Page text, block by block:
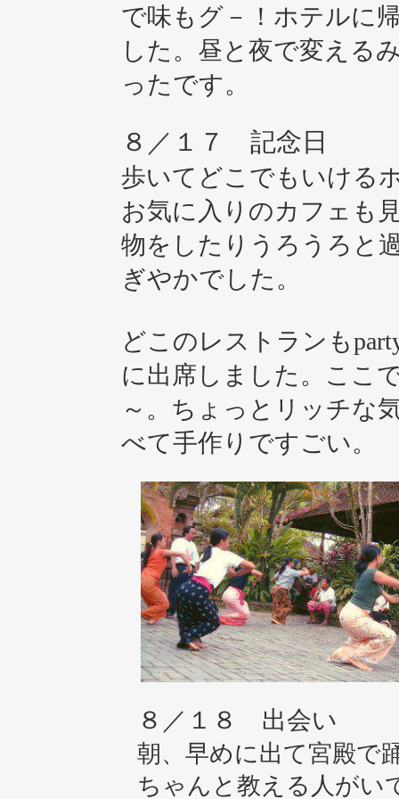
で味もグ－！ホテルに
した。昼と夜で変える
ったです。
８／１７ 記念日
歩いてどこでもいける
お気に入りのカフェも
物をしたりうろうろと
ぎやかでした。
どこのレストランも
に出席しました。ここ
～。ちょっとリッチな
べて手作りですごい。
８／１８ 出会い
朝、早めに出て宮殿で
ちゃんと教える人がい